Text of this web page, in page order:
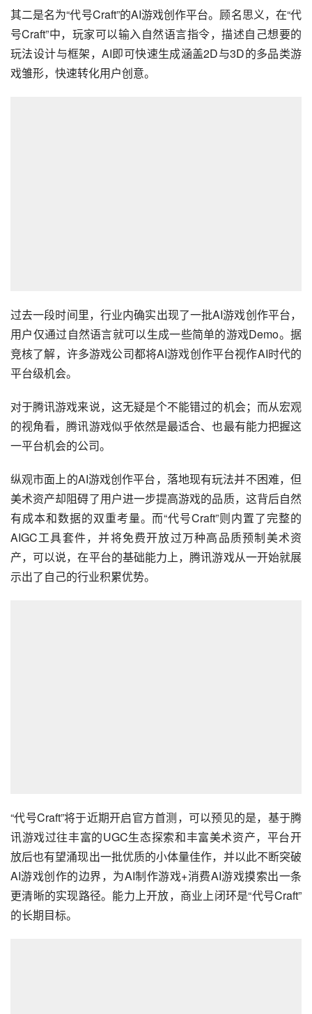
其二是名为“代号Craft”的AI游戏创作平台。顾名思义，在“代
号Craft”中，玩家可以输入自然语言指令，描述自己想要的
玩法设计与框架，AI即可快速生成涵盖2D与3D的多品类游
戏雏形，快速转化用户创意。
过去一段时间里，行业内确实出现了一批AI游戏创作平台，
用户仅通过自然语言就可以生成一些简单的游戏Demo。据
竞核了解，许多游戏公司都将AI游戏创作平台视作AI时代的
平台级机会。
对于腾讯游戏来说，这无疑是个不能错过的机会；而从宏观
的视角看，腾讯游戏似乎依然是最适合、也最有能力把握这
一平台机会的公司。
纵观市面上的AI游戏创作平台，落地现有玩法并不困难，但
美术资产却阻碍了用户进一步提高游戏的品质，这背后自然
有成本和数据的双重考量。而“代号Craft”则内置了完整的
AIGC工具套件，并将免费开放过万种高品质预制美术资
产，可以说，在平台的基础能力上，腾讯游戏从一开始就展
示出了自己的行业积累优势。
“代号Craft”将于近期开启官方首测，可以预见的是，基于腾
讯游戏过往丰富的UGC生态探索和丰富美术资产，平台开
放后也有望涌现出一批优质的小体量佳作，并以此不断突破
AI游戏创作的边界，为AI制作游戏+消费AI游戏摸索出一条
更清晰的实现路径。能力上开放，商业上闭环是“代号Craft”
的长期目标。